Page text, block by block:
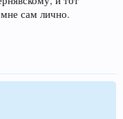
мне сам лично.